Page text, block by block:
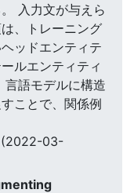
入力文が与えら
、トレーニング
ッドエンティテ
ルエンティティ
語モデルに構造
ことで、関係例
(2022-03-